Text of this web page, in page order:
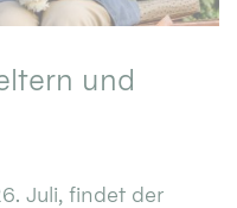
und
Juli, findet der